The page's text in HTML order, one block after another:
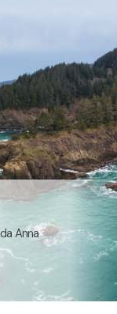
Anna